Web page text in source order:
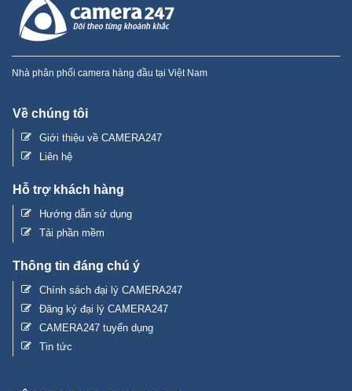
Nhà phân phối camera hàng đầu tại Việt Nam
Về chúng tôi
Giới thiệu về CAMERA247
Liên hệ
Hỗ trợ khách hàng
Hướng dẫn sử dụng
Tải phần mềm
Thông tin đáng chú ý
Chính sách đại lý CAMERA247
Đăng ký đại lý CAMERA247
CAMERA247 tuyển dụng
Tin tức